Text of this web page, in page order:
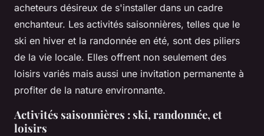
acheteurs désireux de s'installer dans un cadre
enchanteur. Les activités saisonnières, telles que le
ski en hiver et la randonnée en été, sont des piliers
de la vie locale. Elles offrent non seulement des
loisirs variés mais aussi une invitation permanente à
profiter de la nature environnante.
Activités saisonnières : ski, randonnée, et
loisirs